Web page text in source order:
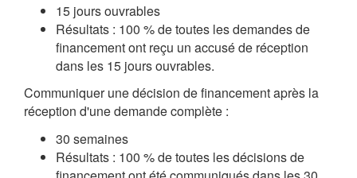
15 jours ouvrables
Résultats : 100 % de toutes les demandes de
financement ont reçu un accusé de réception
dans les 15 jours ouvrables.
Communiquer une décision de financement après la
réception d'une demande complète :
30 semaines
Résultats : 100 % de toutes les décisions de